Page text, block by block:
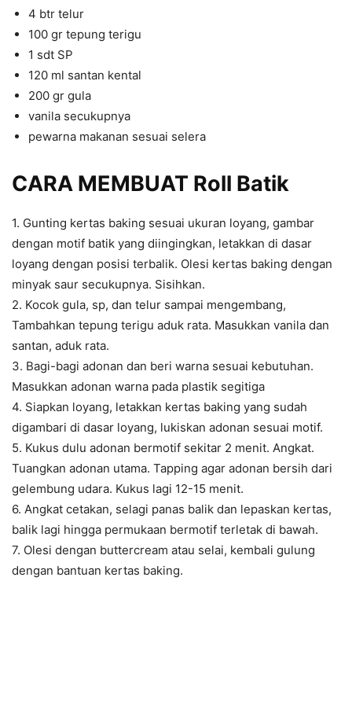
4 btr telur
100 gr tepung terigu
1 sdt SP
120 ml santan kental
200 gr gula
vanila secukupnya
pewarna makanan sesuai selera
CARA MEMBUAT Roll Batik
1. Gunting kertas baking sesuai ukuran loyang, gambar
dengan motif batik yang diingingkan, letakkan di dasar
loyang dengan posisi terbalik. Olesi kertas baking dengan
minyak saur secukupnya. Sisihkan.
2. Kocok gula, sp, dan telur sampai mengembang,
Tambahkan tepung terigu aduk rata. Masukkan vanila dan
santan, aduk rata.
3. Bagi-bagi adonan dan beri warna sesuai kebutuhan.
Masukkan adonan warna pada plastik segitiga
4. Siapkan loyang, letakkan kertas baking yang sudah
digambari di dasar loyang, lukiskan adonan sesuai motif.
5. Kukus dulu adonan bermotif sekitar 2 menit. Angkat.
Tuangkan adonan utama. Tapping agar adonan bersih dari
gelembung udara. Kukus lagi 12-15 menit.
6. Angkat cetakan, selagi panas balik dan lepaskan kertas,
balik lagi hingga permukaan bermotif terletak di bawah.
7. Olesi dengan buttercream atau selai, kembali gulung
dengan bantuan kertas baking.